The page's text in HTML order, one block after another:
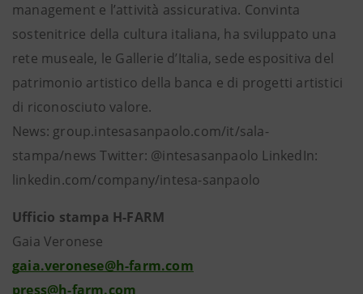
management e l’attività assicurativa. Convinta
sostenitrice della cultura italiana, ha sviluppato una
rete museale, le Gallerie d’Italia, sede espositiva del
patrimonio artistico della banca e di progetti artistici
di riconosciuto valore.
News: group.intesasanpaolo.com/it/sala-
stampa/news Twitter: @intesasanpaolo LinkedIn:
linkedin.com/company/intesa-sanpaolo
Ufficio stampa H-FARM
Gaia Veronese
gaia.veronese@h-farm.com
press@h-farm.com